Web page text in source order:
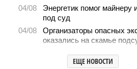
04/08
Энергетик помог майнеру
под суд
04/08
Организаторы опасных
оказались на скамье
Башкирия нарастила
овощей и фруктов
ЕЩЕ НОВОСТИ